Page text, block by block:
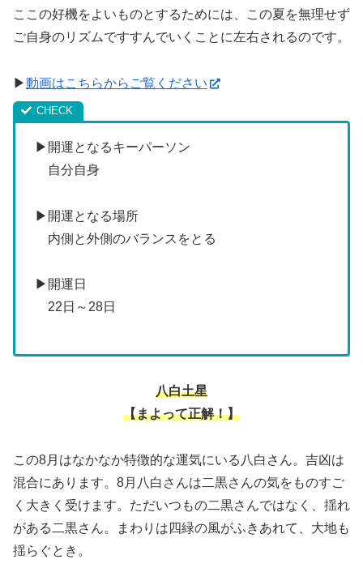
ここの好機をよいものとするためには、この夏を無理せず
ご自身のリズムですすんでいくことに左右されるのです。
▶動画はこちらからご覧ください
▶開運となるキーパーソン
自分自身
▶開運となる場所
内側と外側のバランスをとる
▶開運日
22日～28日
八白土星
【まよって正解！】
この8月はなかなか特徴的な運気にいる八白さん。吉凶は
混合にあります。8月八白さんは二黒さんの気をものすご
く大きく受けます。ただいつもの二黒さんではなく、揺れ
がある二黒さん。まわりは四緑の風がふきあれて、大地も
揺らぐとき。